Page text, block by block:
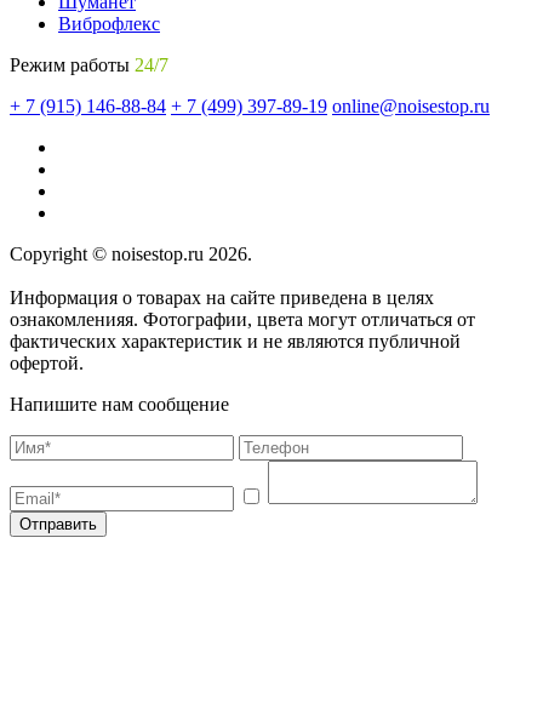
Виброфлекс
Режим работы 24/7
+ 7 (915) 146-88-84 + 7 (499) 397-89-19 online@noisestop.ru
Copyright © noisestop.ru 2026.
Информация о товарах на сайте приведена в целях
ознакомленияя. Фотографии, цвета могут отличаться от
фактических характеристик и не являются публичной
офертой.
Напишите нам сообщение
Отправить